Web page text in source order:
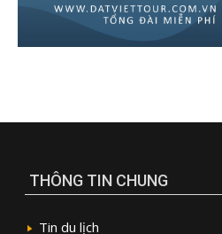
THÔNG TIN CHUNG
Tin du lịch